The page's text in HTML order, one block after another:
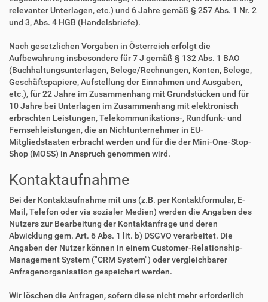
relevanter Unterlagen, etc.) und 6 Jahre gemäß § 257 Abs. 1 Nr. 2
und 3, Abs. 4 HGB (Handelsbriefe).
Nach gesetzlichen Vorgaben in Österreich erfolgt die
Aufbewahrung insbesondere für 7 J gemäß § 132 Abs. 1 BAO
(Buchhaltungsunterlagen, Belege/Rechnungen, Konten, Belege,
Geschäftspapiere, Aufstellung der Einnahmen und Ausgaben,
etc.), für 22 Jahre im Zusammenhang mit Grundstücken und für
10 Jahre bei Unterlagen im Zusammenhang mit elektronisch
erbrachten Leistungen, Telekommunikations-, Rundfunk- und
Fernsehleistungen, die an Nichtunternehmer in EU-
Mitgliedstaaten erbracht werden und für die der Mini-One-Stop-
Shop (MOSS) in Anspruch genommen wird.
Kontaktaufnahme
Bei der Kontaktaufnahme mit uns (z.B. per Kontaktformular, E-
Mail, Telefon oder via sozialer Medien) werden die Angaben des
Nutzers zur Bearbeitung der Kontaktanfrage und deren
Abwicklung gem. Art. 6 Abs. 1 lit. b) DSGVO verarbeitet. Die
Angaben der Nutzer können in einem Customer-Relationship-
Management System ("CRM System") oder vergleichbarer
Anfragenorganisation gespeichert werden.
Wir löschen die Anfragen, sofern diese nicht mehr erforderlich